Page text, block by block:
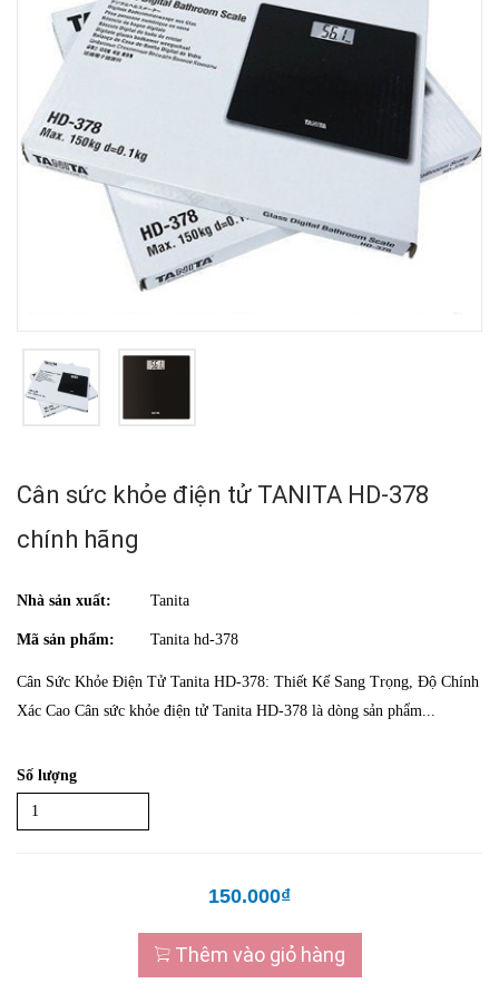
Cân sức khỏe điện tử TANITA HD-378
chính hãng
Nhà sản xuất: Tanita
Mã sản phẩm: Tanita hd-378
Cân Sức Khỏe Điện Tử Tanita HD-378: Thiết Kế Sang Trọng, Độ Chính
Xác Cao Cân sức khỏe điện tử Tanita HD-378 là dòng sản phẩm...
Số lượng
150.000₫
Thêm vào giỏ hàng